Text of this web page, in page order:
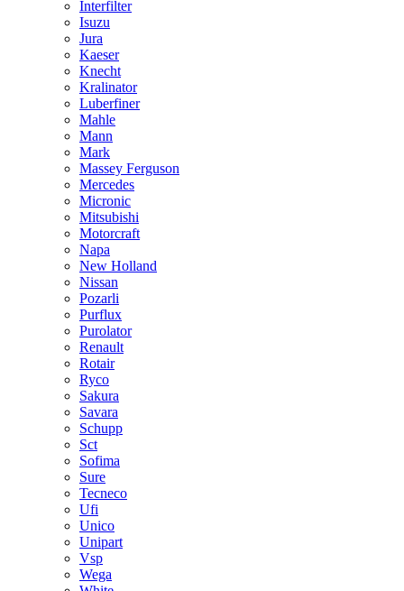
Interfilter
Isuzu
Jura
Kaeser
Knecht
Kralinator
Luberfiner
Mahle
Mann
Mark
Massey Ferguson
Mercedes
Micronic
Mitsubishi
Motorcraft
Napa
New Holland
Nissan
Pozarli
Purflux
Purolator
Renault
Rotair
Ryco
Sakura
Savara
Schupp
Sct
Sofima
Sure
Tecneco
Ufi
Unico
Unipart
Vsp
Wega